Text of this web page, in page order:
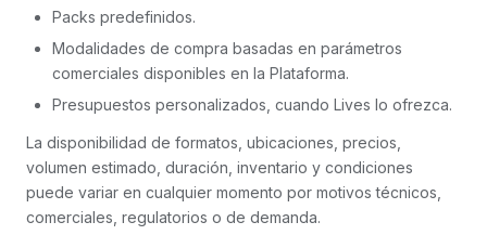
Packs predefinidos.
Modalidades de compra basadas en parámetros
comerciales disponibles en la Plataforma.
Presupuestos personalizados, cuando Lives lo ofrezca.
La disponibilidad de formatos, ubicaciones, precios,
volumen estimado, duración, inventario y condiciones
puede variar en cualquier momento por motivos técnicos,
comerciales, regulatorios o de demanda.